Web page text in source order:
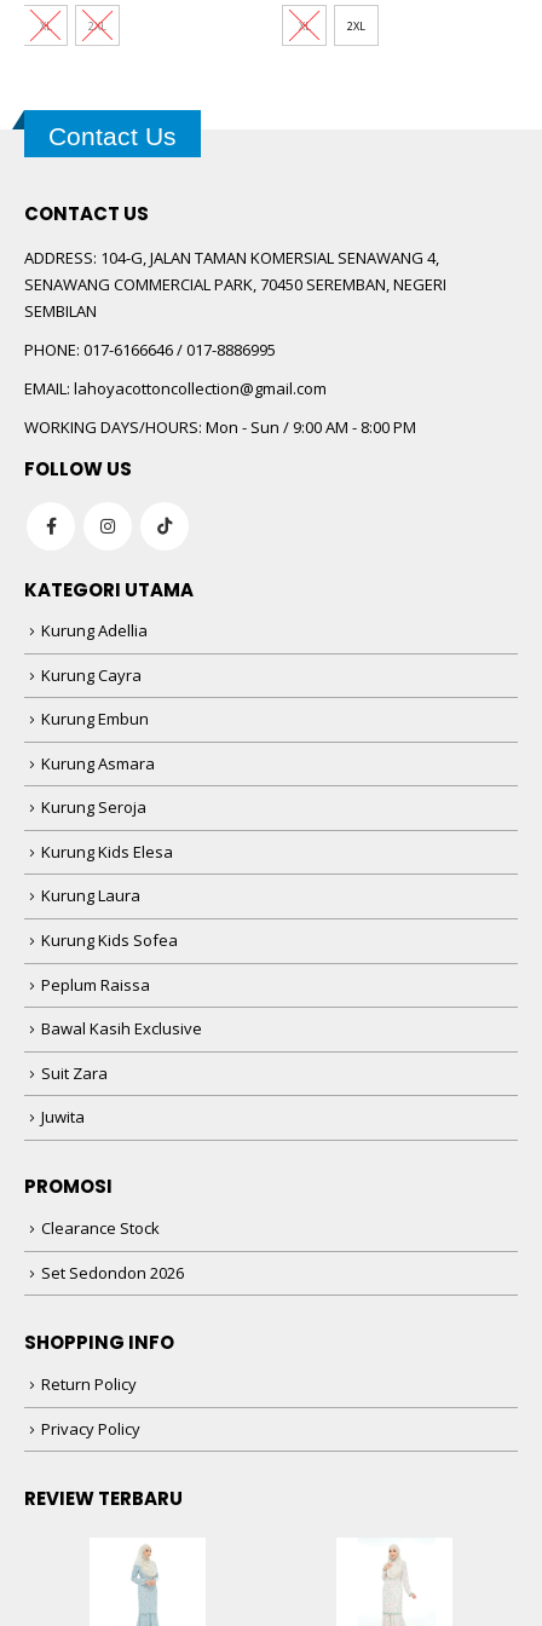
XL 2XL XL 2XL
Contact Us
CONTACT US
ADDRESS: 104-G, JALAN TAMAN KOMERSIAL SENAWANG 4,
SENAWANG COMMERCIAL PARK, 70450 SEREMBAN, NEGERI
SEMBILAN
PHONE: 017-6166646 / 017-8886995
EMAIL: lahoyacottoncollection@gmail.com
WORKING DAYS/HOURS: Mon - Sun / 9:00 AM - 8:00 PM
FOLLOW US
KATEGORI UTAMA
Kurung Adellia
Kurung Cayra
Kurung Embun
Kurung Asmara
Kurung Seroja
Kurung Kids Elesa
Kurung Laura
Kurung Kids Sofea
Peplum Raissa
Bawal Kasih Exclusive
Suit Zara
Juwita
PROMOSI
Clearance Stock
Set Sedondon 2026
SHOPPING INFO
Return Policy
Privacy Policy
REVIEW TERBARU